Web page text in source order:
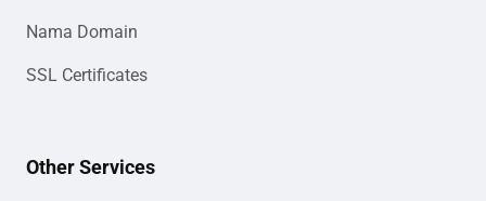
Nama Domain
SSL Certificates
Other Services